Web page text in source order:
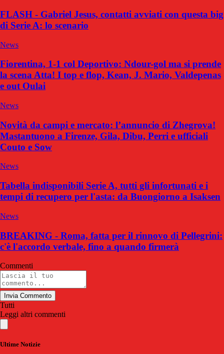
FLASH - Gabriel Jesus, contatti avviati con questa big
di Serie A: lo scenario
News
Fiorentina, 1-1 col Deportivo: Ndour-gol ma si prende
la scena Atta! I top e flop, Kean, J. Mario, Valdepenas
e out Oulai
News
Novità da campi e mercato: l’annuncio di Zhegrova!
Mastantuono a Firenze, Gila, Dibu, Perri e ufficiali
Couto e Sow
News
Tabella indisponibili Serie A, tutti gli infortunati e i
tempi di recupero per l'asta: da Buongiorno a Isaksen
News
BREAKING - Roma, fatta per il rinnovo di Pellegrini:
c'è l'accordo verbale, fino a quando firmerà
Commenti
Invia Commento
Tutti
Leggi altri commenti
Ultime Notizie